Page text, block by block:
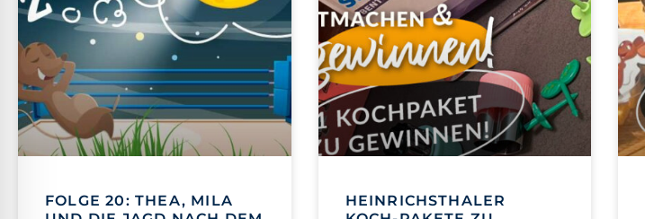
FOLGE 20: THEA, MILA
HEINRICHSTHALER